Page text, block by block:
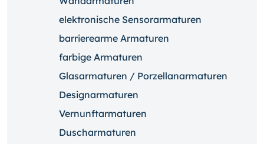
elektronische Sensorarmaturen
barrierearme Armaturen
farbige Armaturen
Glasarmaturen / Porzellanarmaturen
Designarmaturen
Vernunftarmaturen
Duscharmaturen